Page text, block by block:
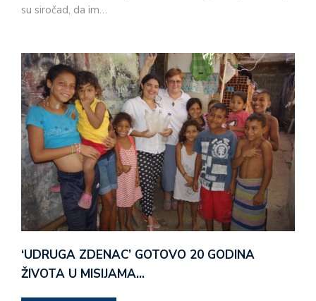
su siročad, da im…
‘UDRUGA ZDENAC’ GOTOVO 20 GODINA
ŽIVOTA U MISIJAMA…